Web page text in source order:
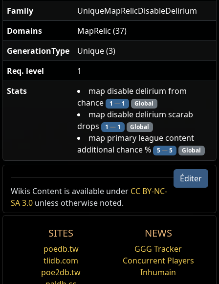
Family
UniqueMapRelicDisableDelirium
Domains
MapRelic (37)
GenerationType
Unique (3)
Req. level
1
Stats
map disable delirium from
chance
1 —1 Global
map disable delirium scarab
drops
1 —1 Global
map primary league content
additional chance %
5—5 Global
Silence de mauvais augure
Vos Cartes n'ont aucune chance de contenir des
Miroirs du Délire
être des Scarabées du Délire
Contenu supplémentaire qui
peut être désactivé avec les Talents de l'Atlas
(Les contenus supplémentaires qui peuvent être
désactivés grâce à des Talents de l'Atlas sont : les
Éditer
Wikis Content is available under CC BY-NC-
SA 3.0 unless otherwise noted.
SITES
poedb.tw
tlidb.com
poe2db.tw
NEWS
GGG Tracker
Concurrent Players
Inhumain